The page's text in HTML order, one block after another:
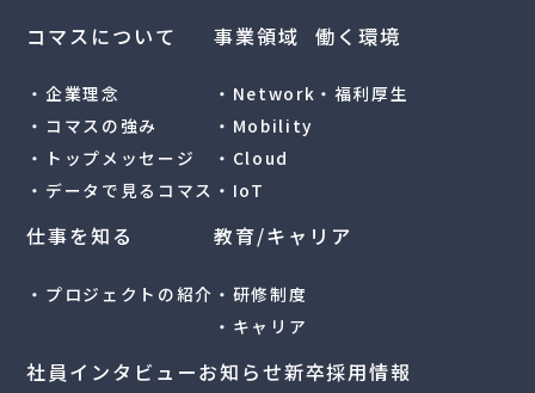
コマスについて
・企業理念
・コマスの強み
・トップメッセージ
・データで見るコマス
事業領域
・Network
・Mobility
・Cloud
・IoT
働く環境
・福利厚生
仕事を知る
・プロジェクトの紹介
教育/キャリア
・研修制度
・キャリア
社員インタビューお知らせ新卒採用情報